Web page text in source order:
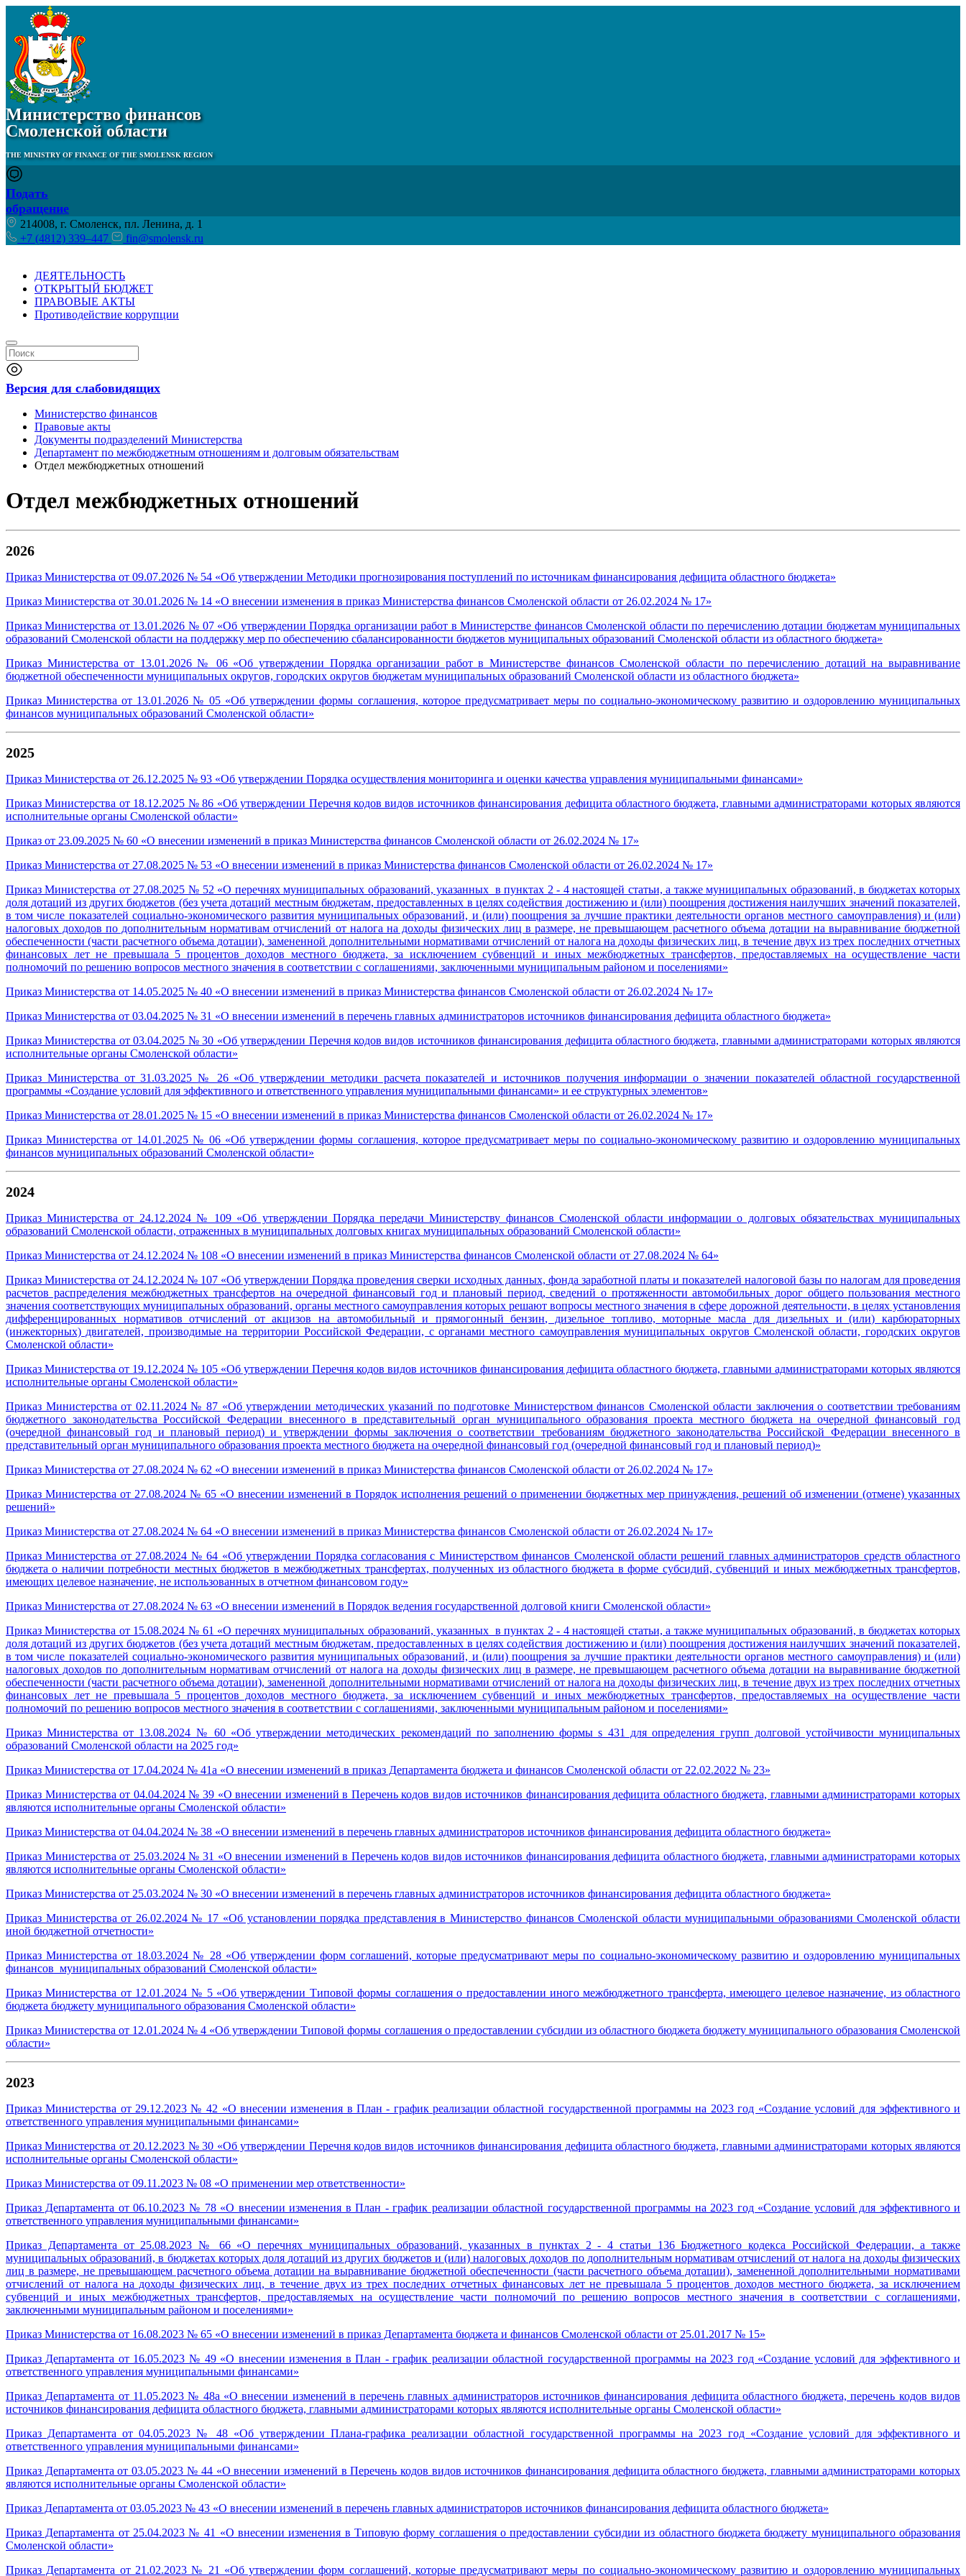
Министерство финансов
Смоленской области
THE MINISTRY OF FINANCE OF THE SMOLENSK REGION
Подать
обращение
214008, г. Смоленск, пл. Ленина, д. 1
+7 (4812) 339–447
fin@smolensk.ru
ДЕЯТЕЛЬНОСТЬ
ОТКРЫТЫЙ БЮДЖЕТ
ПРАВОВЫЕ АКТЫ
Противодействие коррупции
Версия для слабовидящих
Министерство финансов
Правовые акты
Документы подразделений Министерства
Департамент по межбюджетным отношениям и долговым обязательствам
Отдел межбюджетных отношений
Отдел межбюджетных отношений
2026
Приказ Министерства от 09.07.2026 № 54 «Об утверждении Методики прогнозирования поступлений по источникам финансирования дефицита областного бюджета»
Приказ Министерства от 30.01.2026 № 14 «О внесении изменения в приказ Министерства финансов Смоленской области от 26.02.2024 № 17»
Приказ Министерства от 13.01.2026 № 07 «Об утверждении Порядка организации работ в Министерстве финансов Смоленской области по перечислению дотации бюджетам муниципальных
образований Смоленской области на поддержку мер по обеспечению сбалансированности бюджетов муниципальных образований Смоленской области из областного бюджета»
Приказ Министерства от 13.01.2026 № 06 «Об утверждении Порядка организации работ в Министерстве финансов Смоленской области по перечислению дотаций на выравнивание
бюджетной обеспеченности муниципальных округов, городских округов бюджетам муниципальных образований Смоленской области из областного бюджета»
Приказ Министерства от 13.01.2026 № 05 «Об утверждении формы соглашения, которое предусматривает меры по социально-экономическому развитию и оздоровлению муниципальных
финансов муниципальных образований Смоленской области»
2025
Приказ Министерства от 26.12.2025 № 93 «Об утверждении Порядка осуществления мониторинга и оценки качества управления муниципальными финансами»
Приказ Министерства от 18.12.2025 № 86 «Об утверждении Перечня кодов видов источников финансирования дефицита областного бюджета, главными администраторами которых являются
исполнительные органы Смоленской области»
Приказ от 23.09.2025 № 60 «О внесении изменений в приказ Министерства финансов Смоленской области от 26.02.2024 № 17»
Приказ Министерства от 27.08.2025 № 53 «О внесении изменений в приказ Министерства финансов Смоленской области от 26.02.2024 № 17»
Приказ Министерства от 27.08.2025 № 52 «О перечнях муниципальных образований, указанных в пунктах 2 - 4 настоящей статьи, а также муниципальных образований, в бюджетах которых
доля дотаций из других бюджетов (без учета дотаций местным бюджетам, предоставленных в целях содействия достижению и (или) поощрения достижения наилучших значений показателей,
в том числе показателей социально-экономического развития муниципальных образований, и (или) поощрения за лучшие практики деятельности органов местного самоуправления) и (или)
налоговых доходов по дополнительным нормативам отчислений от налога на доходы физических лиц в размере, не превышающем расчетного объема дотации на выравнивание бюджетной
обеспеченности (части расчетного объема дотации), замененной дополнительными нормативами отчислений от налога на доходы физических лиц, в течение двух из трех последних отчетных
финансовых лет не превышала 5 процентов доходов местного бюджета, за исключением субвенций и иных межбюджетных трансфертов, предоставляемых на осуществление части
полномочий по решению вопросов местного значения в соответствии с соглашениями, заключенными муниципальным районом и поселениями»
Приказ Министерства от 14.05.2025 № 40 «О внесении изменений в приказ Министерства финансов Смоленской области от 26.02.2024 № 17»
Приказ Министерства от 03.04.2025 № 31 «О внесении изменений в перечень главных администраторов источников финансирования дефицита областного бюджета»
Приказ Министерства от 03.04.2025 № 30 «Об утверждении Перечня кодов видов источников финансирования дефицита областного бюджета, главными администраторами которых являются
исполнительные органы Смоленской области»
Приказ Министерства от 31.03.2025 № 26 «Об утверждении методики расчета показателей и источников получения информации о значении показателей областной государственной
программы «Создание условий для эффективного и ответственного управления муниципальными финансами» и ее структурных элементов»
Приказ Министерства от 28.01.2025 № 15 «О внесении изменений в приказ Министерства финансов Смоленской области от 26.02.2024 № 17»
Приказ Министерства от 14.01.2025 № 06 «Об утверждении формы соглашения, которое предусматривает меры по социально-экономическому развитию и оздоровлению муниципальных
финансов муниципальных образований Смоленской области»
2024
Приказ Министерства от 24.12.2024 № 109 «Об утверждении Порядка передачи Министерству финансов Смоленской области информации о долговых обязательствах муниципальных
образований Смоленской области, отраженных в муниципальных долговых книгах муниципальных образований Смоленской области»
Приказ Министерства от 24.12.2024 № 108 «О внесении изменений в приказ Министерства финансов Смоленской области от 27.08.2024 № 64»
Приказ Министерства от 24.12.2024 № 107 «Об утверждении Порядка проведения сверки исходных данных, фонда заработной платы и показателей налоговой базы по налогам для проведения
расчетов распределения межбюджетных трансфертов на очередной финансовый год и плановый период, сведений о протяженности автомобильных дорог общего пользования местного
значения соответствующих муниципальных образований, органы местного самоуправления которых решают вопросы местного значения в сфере дорожной деятельности, в целях установления
дифференцированных нормативов отчислений от акцизов на автомобильный и прямогонный бензин, дизельное топливо, моторные масла для дизельных и (или) карбюраторных
(инжекторных) двигателей, производимые на территории Российской Федерации, с органами местного самоуправления муниципальных округов Смоленской области, городских округов
Смоленской области»
Приказ Министерства от 19.12.2024 № 105 «Об утверждении Перечня кодов видов источников финансирования дефицита областного бюджета, главными администраторами которых являются
исполнительные органы Смоленской области»
Приказ Министерства от 02.11.2024 № 87 «Об утверждении методических указаний по подготовке Министерством финансов Смоленской области заключения о соответствии требованиям
бюджетного законодательства Российской Федерации внесенного в представительный орган муниципального образования проекта местного бюджета на очередной финансовый год
(очередной финансовый год и плановый период) и утверждении формы заключения о соответствии требованиям бюджетного законодательства Российской Федерации внесенного в
представительный орган муниципального образования проекта местного бюджета на очередной финансовый год (очередной финансовый год и плановый период)»
Приказ Министерства от 27.08.2024 № 62 «О внесении изменений в приказ Министерства финансов Смоленской области от 26.02.2024 № 17»
Приказ Министерства от 27.08.2024 № 65 «О внесении изменений в Порядок исполнения решений о применении бюджетных мер принуждения, решений об изменении (отмене) указанных
решений»
Приказ Министерства от 27.08.2024 № 64 «О внесении изменений в приказ Министерства финансов Смоленской области от 26.02.2024 № 17»
Приказ Министерства от 27.08.2024 № 64 «Об утверждении Порядка согласования с Министерством финансов Смоленской области решений главных администраторов средств областного
бюджета о наличии потребности местных бюджетов в межбюджетных трансфертах, полученных из областного бюджета в форме субсидий, субвенций и иных межбюджетных трансфертов,
имеющих целевое назначение, не использованных в отчетном финансовом году»
Приказ Министерства от 27.08.2024 № 63 «О внесении изменений в Порядок ведения государственной долговой книги Смоленской области»
Приказ Министерства от 15.08.2024 № 61 «О перечнях муниципальных образований, указанных в пунктах 2 - 4 настоящей статьи, а также муниципальных образований, в бюджетах которых
доля дотаций из других бюджетов (без учета дотаций местным бюджетам, предоставленных в целях содействия достижению и (или) поощрения достижения наилучших значений показателей,
в том числе показателей социально-экономического развития муниципальных образований, и (или) поощрения за лучшие практики деятельности органов местного самоуправления) и (или)
налоговых доходов по дополнительным нормативам отчислений от налога на доходы физических лиц в размере, не превышающем расчетного объема дотации на выравнивание бюджетной
обеспеченности (части расчетного объема дотации), замененной дополнительными нормативами отчислений от налога на доходы физических лиц, в течение двух из трех последних отчетных
финансовых лет не превышала 5 процентов доходов местного бюджета, за исключением субвенций и иных межбюджетных трансфертов, предоставляемых на осуществление части
полномочий по решению вопросов местного значения в соответствии с соглашениями, заключенными муниципальным районом и поселениями»
Приказ Министерства от 13.08.2024 № 60 «Об утверждении методических рекомендаций по заполнению формы s_431 для определения групп долговой устойчивости муниципальных
образований Смоленской области на 2025 год»
Приказ Министерства от 17.04.2024 № 41а «О внесении изменений в приказ Департамента бюджета и финансов Смоленской области от 22.02.2022 № 23»
Приказ Министерства от 04.04.2024 № 39 «О внесении изменений в Перечень кодов видов источников финансирования дефицита областного бюджета, главными администраторами которых
являются исполнительные органы Смоленской области»
Приказ Министерства от 04.04.2024 № 38 «О внесении изменений в перечень главных администраторов источников финансирования дефицита областного бюджета»
Приказ Министерства от 25.03.2024 № 31 «О внесении изменений в Перечень кодов видов источников финансирования дефицита областного бюджета, главными администраторами которых
являются исполнительные органы Смоленской области»
Приказ Министерства от 25.03.2024 № 30 «О внесении изменений в перечень главных администраторов источников финансирования дефицита областного бюджета»
Приказ Министерства от 26.02.2024 № 17 «Об установлении порядка представления в Министерство финансов Смоленской области муниципальными образованиями Смоленской области
иной бюджетной отчетности»
Приказ Министерства от 18.03.2024 № 28 «Об утверждении форм соглашений, которые предусматривают меры по социально-экономическому развитию и оздоровлению муниципальных
финансов муниципальных образований Смоленской области»
Приказ Министерства от 12.01.2024 № 5 «Об утверждении Типовой формы соглашения о предоставлении иного межбюджетного трансферта, имеющего целевое назначение, из областного
бюджета бюджету муниципального образования Смоленской области»
Приказ Министерства от 12.01.2024 № 4 «Об утверждении Типовой формы соглашения о предоставлении субсидии из областного бюджета бюджету муниципального образования Смоленской
области»
2023
Приказ Министерства от 29.12.2023 № 42 «О внесении изменения в План - график реализации областной государственной программы на 2023 год «Создание условий для эффективного и
ответственного управления муниципальными финансами»
Приказ Министерства от 20.12.2023 № 30 «Об утверждении Перечня кодов видов источников финансирования дефицита областного бюджета, главными администраторами которых являются
исполнительные органы Смоленской области»
Приказ Министерства от 09.11.2023 № 08 «О применении мер ответственности»
Приказ Департамента от 06.10.2023 № 78 «О внесении изменения в План - график реализации областной государственной программы на 2023 год «Создание условий для эффективного и
ответственного управления муниципальными финансами»
Приказ Департамента от 25.08.2023 № 66 «О перечнях муниципальных образований, указанных в пунктах 2 - 4 статьи 136 Бюджетного кодекса Российской Федерации, а также
муниципальных образований, в бюджетах которых доля дотаций из других бюджетов и (или) налоговых доходов по дополнительным нормативам отчислений от налога на доходы физических
лиц в размере, не превышающем расчетного объема дотации на выравнивание бюджетной обеспеченности (части расчетного объема дотации), замененной дополнительными нормативами
отчислений от налога на доходы физических лиц, в течение двух из трех последних отчетных финансовых лет не превышала 5 процентов доходов местного бюджета, за исключением
субвенций и иных межбюджетных трансфертов, предоставляемых на осуществление части полномочий по решению вопросов местного значения в соответствии с соглашениями,
заключенными муниципальным районом и поселениями»
Приказ Министерства от 16.08.2023 № 65 «О внесении изменений в приказ Департамента бюджета и финансов Смоленской области от 25.01.2017 № 15»
Приказ Департамента от 16.05.2023 № 49 «О внесении изменения в План - график реализации областной государственной программы на 2023 год «Создание условий для эффективного и
ответственного управления муниципальными финансами»
Приказ Департамента от 11.05.2023 № 48а «О внесении изменений в перечень главных администраторов источников финансирования дефицита областного бюджета, перечень кодов видов
источников финансирования дефицита областного бюджета, главными администраторами которых являются исполнительные органы Смоленской области»
Приказ Департамента от 04.05.2023 № 48 «Об утверждении Плана-графика реализации областной государственной программы на 2023 год «Создание условий для эффективного и
ответственного управления муниципальными финансами»
Приказ Департамента от 03.05.2023 № 44 «О внесении изменений в Перечень кодов видов источников финансирования дефицита областного бюджета, главными администраторами которых
являются исполнительные органы Смоленской области»
Приказ Департамента от 03.05.2023 № 43 «О внесении изменений в перечень главных администраторов источников финансирования дефицита областного бюджета»
Приказ Департамента от 25.04.2023 № 41 «О внесении изменения в Типовую форму соглашения о предоставлении субсидии из областного бюджета бюджету муниципального образования
Смоленской области»
Приказ Департамента от 21.02.2023 № 21 «Об утверждении форм соглашений, которые предусматривают меры по социально-экономическому развитию и оздоровлению муниципальных